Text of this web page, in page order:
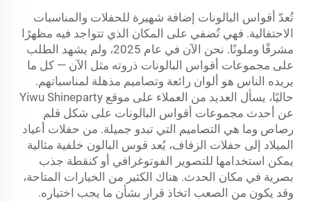
تُعدّ أقواس البالونات إضافة شهيرة للحفلات والمناسبات
الاحتفالية. فهي تُضفي على المكان الذي تتواجد فيه مظهرًا
مشرقًا وملونًا. نحن الآن في عام 2025، ولم يشهد الطلب
على مجموعات أقواس البالونات ذروته مثل الآن — كل ما
يريده الناس هو ألوان رائعة وتصاميم مذهلة لمناسباتهم.
حاليًا، يسأل العديد من العملاء على موقع Yiwu Shineparty
عن أحدث مجموعات أقواس البالونات على شكل قلم
رصاص وما هي التصاميم التي تبدو جميلة. من حفلات أعياد
الميلاد إلى حفلات الزفاف، يُعد قوس البالون خلفية مثالية
يمكن استخدامها للتصوير الفوتوغرافي أو كنقطة جذب
بصرية في مكان الحدث. هناك الكثير من الخيارات المتاحة،
وقد يكون من الصعب اتخاذ قرار بشأن ما يجب اختياره.